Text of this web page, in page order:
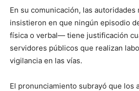
En su comunicación, las autoridades
insistieron en que ningún episodio
física o verbal— tiene justificación
servidores públicos que realizan
vigilancia en las vías.
El pronunciamiento subrayó que los